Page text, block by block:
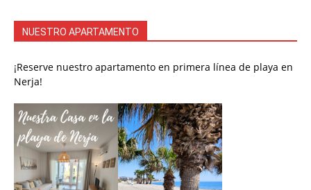
NUESTRO APARTAMENTO
¡Reserve nuestro apartamento en primera línea de playa en
Nerja!